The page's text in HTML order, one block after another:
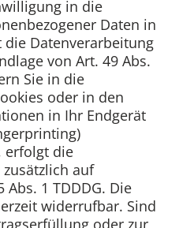
in die
Daten in
Datenverarbeitung
von Art. 49 Abs.
Sie in die
oder in den
in Ihr Endgerät
erfolgt die
auf
Abs. 1 TDDDG. Die
widerrufbar. Sind
oder zur